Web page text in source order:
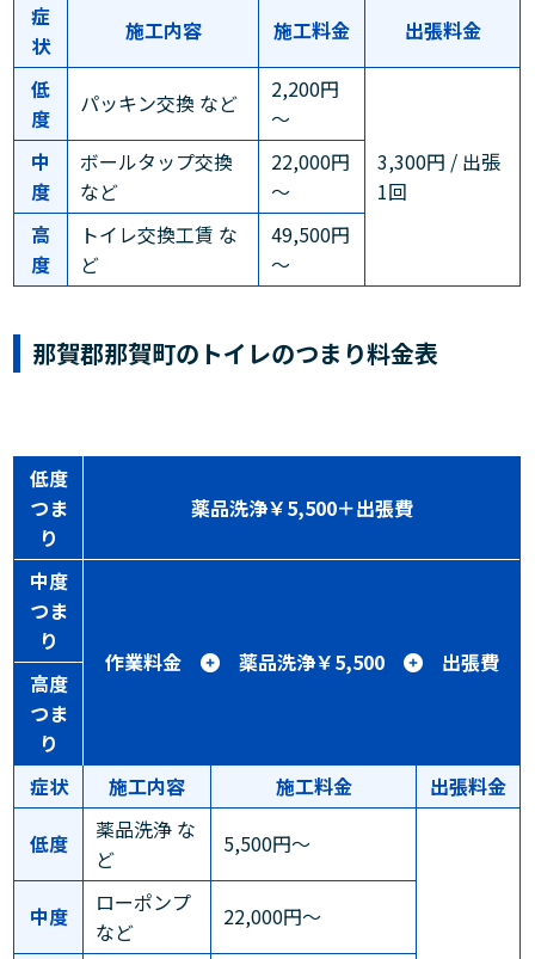
症
状
施工内容 施工料金 出張料金
低
度
パッキン交換 など
2,200円
～
3,300円 / 出張
1回
中
度
ボールタップ交換
など
22,000円
～
高
度
トイレ交換工賃 な
ど
49,500円
～
那賀郡那賀町のトイレのつまり料金表
低度
つま
り
薬品洗浄￥5,500＋出張費
中度
つま
り
作業料金 薬品洗浄￥5,500 出張費
高度
つま
り
症状
施工内容 施工料金
出張料金
低度
薬品洗浄 な
ど
5,500円～
中度
ローポンプ
など
22,000円～